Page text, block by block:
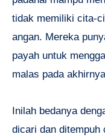
tidak memiliki cita-
angan. Mereka
payah untuk
malas pada
Inilah bedanya
dicari dan ditempuh